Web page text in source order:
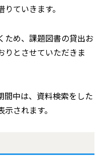
ていきます。
ため、課題図書の貸出お
りとさせていただきま
間中は、資料検索をした
されます。